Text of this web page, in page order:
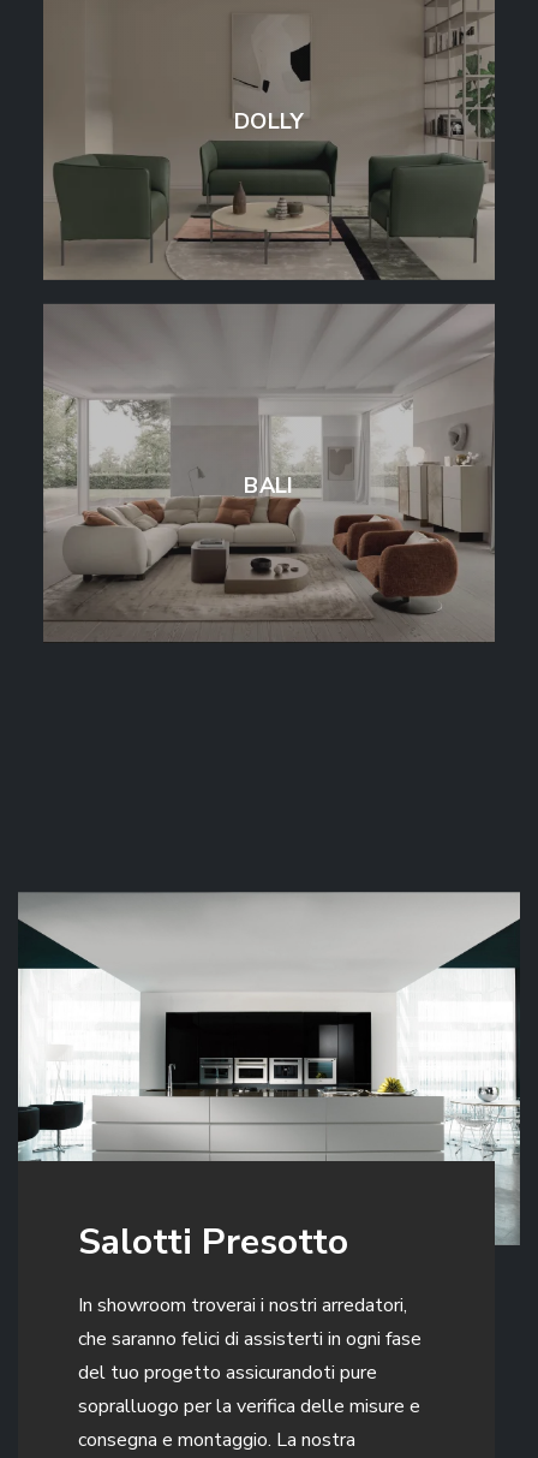
DOLLY
BALI
Salotti Presotto
In showroom troverai i nostri arredatori,
che saranno felici di assisterti in ogni fase
del tuo progetto assicurandoti pure
sopralluogo per la verifica delle misure e
consegna e montaggio. La nostra